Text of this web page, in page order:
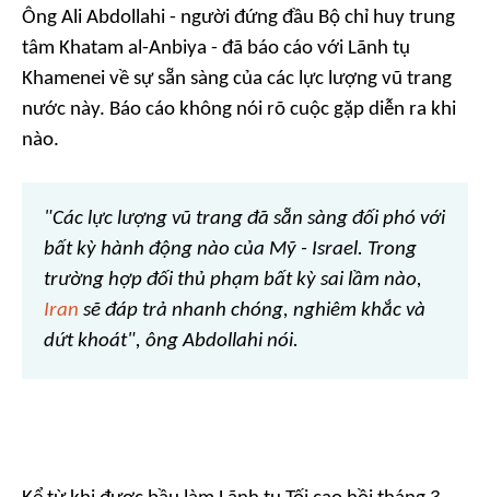
Ông Ali Abdollahi - người đứng đầu Bộ chỉ huy trung
tâm Khatam al-Anbiya - đã báo cáo với Lãnh tụ
Khamenei về sự sẵn sàng của các lực lượng vũ trang
nước này. Báo cáo không nói rõ cuộc gặp diễn ra khi
nào.
"Các lực lượng vũ trang đã sẵn sàng đối phó với
bất kỳ hành động nào của Mỹ - Israel. Trong
trường hợp đối thủ phạm bất kỳ sai lầm nào,
Iran sẽ đáp trả nhanh chóng, nghiêm khắc và
dứt khoát", ông Abdollahi nói.